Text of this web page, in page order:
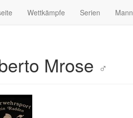
Wettkämpfe Serien
Mrose ♂